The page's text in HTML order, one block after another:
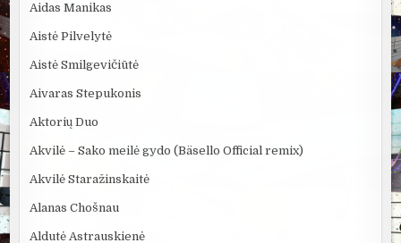
Aidas Manikas
Aistė Pilvelytė
Aistė Smilgevičiūtė
Aivaras Stepukonis
Aktorių Duo
Akvilė – Sako meilė gydo (Bäsello Official remix)
Akvilė Staražinskaitė
Alanas Chošnau
Aldutė Astrauskienė